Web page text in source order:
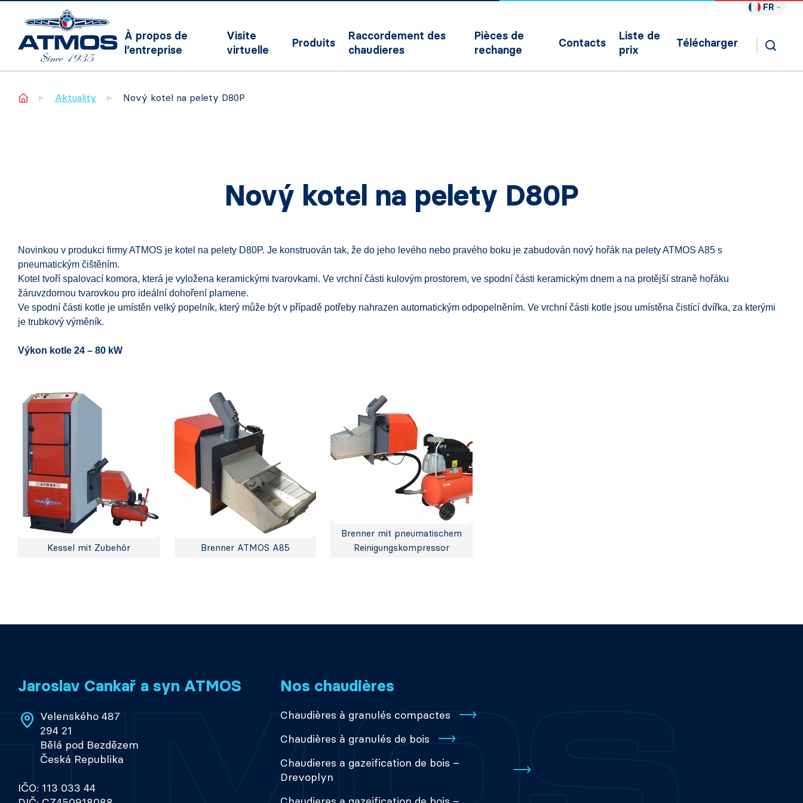
FR
À propos de
l’entreprise
Visite
virtuelle
Produits
Raccordement des
chaudieres
Pièces de
rechange
Contacts
Liste de
prix
Télécharger
Home Aktuality Nový kotel na pelety D80P
Nový kotel na pelety D80P
Novinkou v produkci firmy ATMOS je kotel na pelety D80P. Je konstruován tak, že do jeho levého nebo pravého boku je zabudován nový hořák na pelety ATMOS A85 s
pneumatickým čištěním.
Kotel tvoří spalovací komora, která je vyložena keramickými tvarovkami. Ve vrchní části kulovým prostorem, ve spodní části keramickým dnem a na protější straně hořáku
žáruvzdornou tvarovkou pro ideální dohoření plamene.
Ve spodní části kotle je umístěn velký popelník, který může být v případě potřeby nahrazen automatickým odpopelněním. Ve vrchní části kotle jsou umístěna čistící dvířka, za kterými
je trubkový výměník.
Výkon kotle 24 – 80 kW
Kessel mit Zubehör Brenner ATMOS A85
Brenner mit pneumatischem
Reinigungskompressor
Jaroslav Cankař a syn ATMOS
Velenského 487
294 21
Bělá pod Bezdězem
Česká Republika
IČO: 113 033 44
Nos chaudières
Chaudières à granulés compactes
Chaudières à granulés de bois
Chaudieres a gazeification de bois –
Drevoplyn